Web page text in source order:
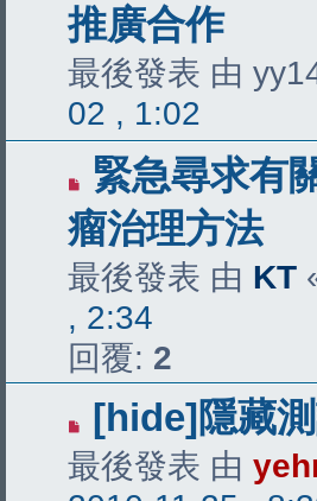
推廣合作
最後發表 由
02 , 1:02
緊急尋求有
瘤治理方法
最後發表 由 KT
, 2:34
回覆: 2
[hide]隱藏
最後發表 由